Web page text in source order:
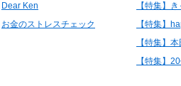
Dear Ken
お金のストレスチェック
【特集】
【特集】
【特集】
【特集】